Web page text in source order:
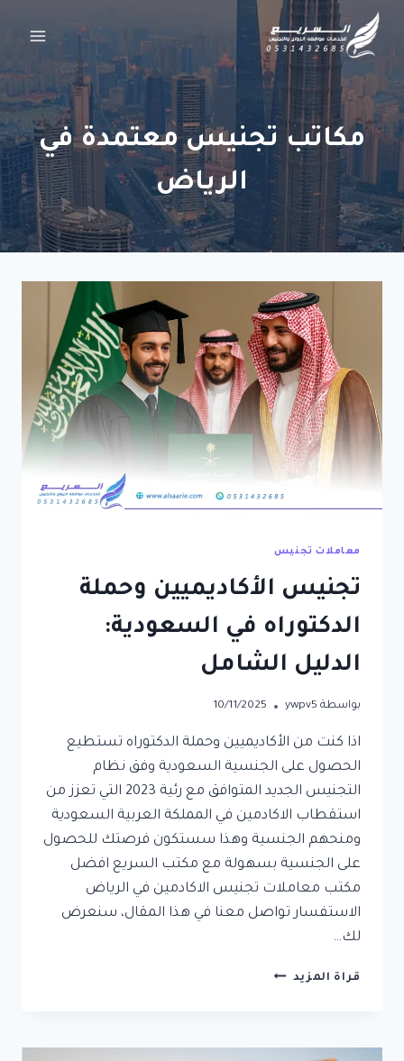
التجاوز
المحتوى
مكاتب تجنيس معتمدة في
الرياض
معاملات تجنيس
تجنيس الأكاديميين وحملة
الدكتوراه في السعودية:
الدليل الشامل
بواسطة ywpv5
10/11/2025
اذا كنت من الأكاديميين وحملة الدكتوراه تستطيع
الحصول على الجنسية السعودية وفق نظام
التجنيس الجديد المتوافق مع رئية 2023 التي تعزز من
استقطاب الاكادمين في المملكة العربية السعودية
ومنحهم الجنسية وهذا سستكون فرصتك للحصول
على الجنسية بسهولة مع مكتب السريع افضل
مكتب معاملات تجنيس الاكادمين في الرياض
الاستفسار تواصل معنا في هذا المقال، سنعرض
لك…
قراة المزيد تجنيس
في